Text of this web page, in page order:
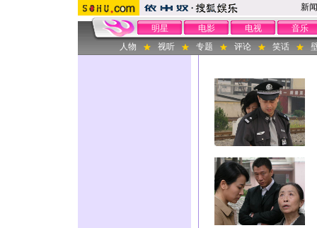
新闻
明星 电影 电视
音乐
人物
视听 专题 评论 笑话